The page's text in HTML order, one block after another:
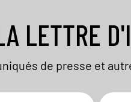
LETTRE
de presse et